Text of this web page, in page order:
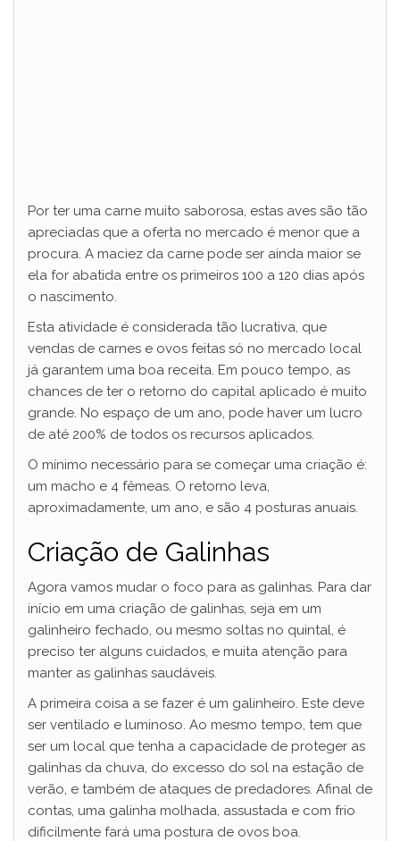
Por ter uma carne muito saborosa, estas aves são tão
apreciadas que a oferta no mercado é menor que a
procura. A maciez da carne pode ser ainda maior se
ela for abatida entre os primeiros 100 a 120 dias após
o nascimento.
Esta atividade é considerada tão lucrativa, que
vendas de carnes e ovos feitas só no mercado local
já garantem uma boa receita. Em pouco tempo, as
chances de ter o retorno do capital aplicado é muito
grande. No espaço de um ano, pode haver um lucro
de até 200% de todos os recursos aplicados.
O mínimo necessário para se começar uma criação é:
um macho e 4 fêmeas. O retorno leva,
aproximadamente, um ano, e são 4 posturas anuais.
Criação de Galinhas
Agora vamos mudar o foco para as galinhas. Para dar
início em uma criação de galinhas, seja em um
galinheiro fechado, ou mesmo soltas no quintal, é
preciso ter alguns cuidados, e muita atenção para
manter as galinhas saudáveis.
A primeira coisa a se fazer é um galinheiro. Este deve
ser ventilado e luminoso. Ao mesmo tempo, tem que
ser um local que tenha a capacidade de proteger as
galinhas da chuva, do excesso do sol na estação de
verão, e também de ataques de predadores. Afinal de
contas, uma galinha molhada, assustada e com frio
dificilmente fará uma postura de ovos boa.